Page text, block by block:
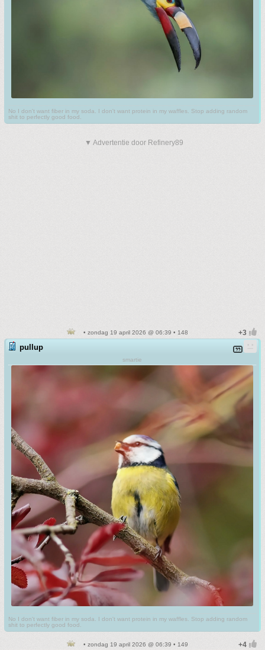
No I don't want fiber in my soda. I don't want protein in my waffles. Stop adding random
shit to perfectly good food.
▼ Advertentie door Refinery89
• zondag 19 april 2026 @ 06:39 • 148
pullup
smartie
No I don't want fiber in my soda. I don't want protein in my waffles. Stop adding random
shit to perfectly good food.
• zondag 19 april 2026 @ 06:39 • 149